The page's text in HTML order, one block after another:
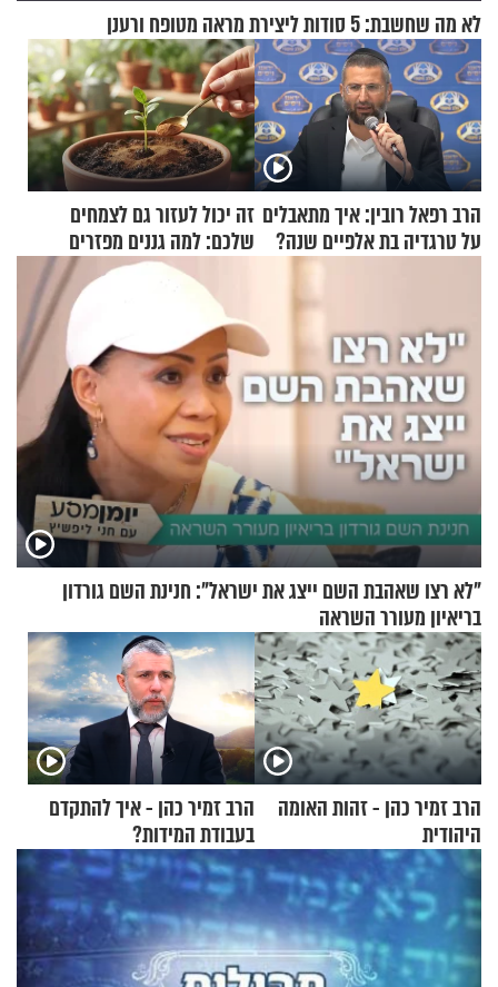
לא מה שחשבת: 5 סודות ליצירת מראה מטופח ורענן
הרב רפאל רובין: איך מתאבלים
על טרגדיה בת אלפיים שנה?
זה יכול לעזור גם לצמחים
שלכם: למה גננים מפזרים
קינמון בעציצים?
"לא רצו שאהבת השם ייצג את ישראל": חנינת השם גורדון
בריאיון מעורר השראה
הרב זמיר כהן - זהות האומה
היהודית
הרב זמיר כהן - איך להתקדם
בעבודת המידות?